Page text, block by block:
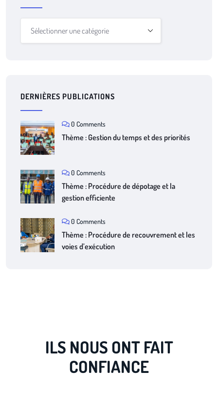
DERNIÈRES PUBLICATIONS
0 Comments
Thème : Gestion du temps et des priorités
0 Comments
Thème : Procédure de dépotage et la
gestion efficiente
0 Comments
Thème : Procédure de recouvrement et les
voies d’exécution
ILS NOUS ONT FAIT
CONFIANCE